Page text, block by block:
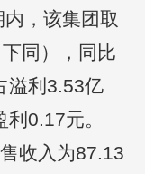
，该集团取
同），同比
溢利3.53亿
0.17元。
收入为87.13